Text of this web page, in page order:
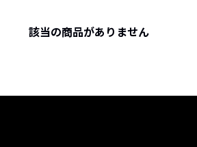
該当の商品がありません